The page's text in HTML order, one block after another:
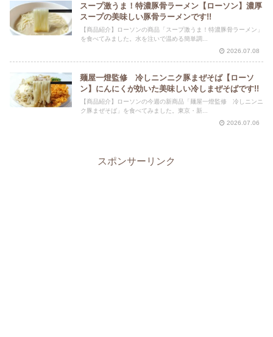
スープ激うま！特濃豚骨ラーメン【ローソン】濃厚
スープの美味しい豚骨ラーメンです!!
【商品紹介】ローソンの商品「スープ激うま！特濃豚骨ラーメン」
を食べてみました。水を注いで温める簡単調...
2026.07.08
麺屋一燈監修 冷しニンニク豚まぜそば【ローソ
ン】にんにくが効いた美味しい冷しまぜそばです!!
【商品紹介】ローソンの今週の新商品「麺屋一燈監修 冷しニンニ
ク豚まぜそば」を食べてみました。東京・新...
2026.07.06
スポンサーリンク